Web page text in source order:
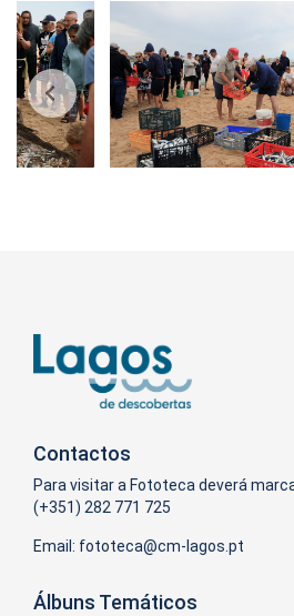
Contactos
Para visitar a Fototeca deverá
(+351) 282 771 725
Email:
Álbuns Temáticos